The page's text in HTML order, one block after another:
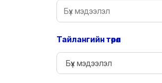
Тайлангийн төрөл